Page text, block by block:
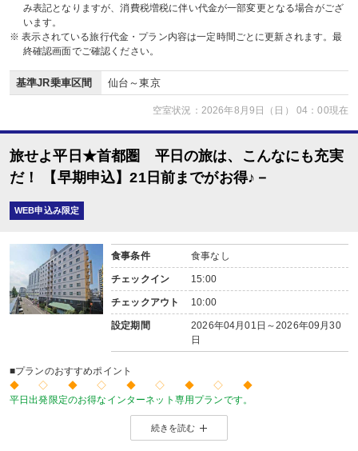
み表記となりますが、消費税増税に伴い代金が一部変更となる場合がござ
います。
※ 表示されている旅行代金・プラン内容は一定時間ごとに更新されます。最
終確認画面でご確認ください。
基準JR乗車区間 仙台～東京
空室状況：2026年8月9日（日） 04：00現在
旅せよ平日★首都圏 平日の旅は、こんなにも充実
だ！ 【早期申込】21日前までがお得♪－
WEB申込み限定
食事条件 食事なし
チェックイン 15:00
チェックアウト 10:00
設定期間
2026年04月01日～2026年09月30
日
■プランのおすすめポイント
◆ ◇ ◆ ◇ ◆ ◇ ◆ ◇ ◆
平日出発限定のお得なインターネット専用プランです。
価格を抑えたい！人が多い土日祝日を避けてゆったり旅をしたい！
◆ ◇ ◆ ◇ ◆ ◇ ◆ ◇ ◆
続きを読む